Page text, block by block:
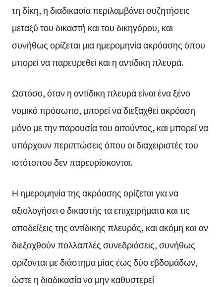
τη δίκη, η διαδικασία περιλαμβάνει συζητήσεις
μεταξύ του δικαστή και του δικηγόρου, και
συνήθως ορίζεται μια ημερομηνία ακρόασης όπου
μπορεί να παρευρεθεί και η αντίδικη πλευρά.
Ωστόσο, όταν η αντίδικη πλευρά είναι ένα ξένο
νομικό πρόσωπο, μπορεί να διεξαχθεί ακρόαση
μόνο με την παρουσία του αιτούντος, και μπορεί να
υπάρχουν περιπτώσεις όπου οι διαχειριστές του
ιστότοπου δεν παρευρίσκονται.
Η ημερομηνία της ακρόασης ορίζεται για να
αξιολογήσει ο δικαστής τα επιχειρήματα και τις
αποδείξεις της αντίδικης πλευράς, και ακόμη και αν
διεξαχθούν πολλαπλές συνεδριάσεις, συνήθως
ορίζονται με διάστημα μίας έως δύο εβδομάδων,
ώστε η διαδικασία να μην καθυστερεί